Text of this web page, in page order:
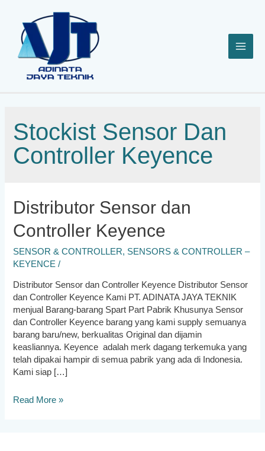
konten
Stockist Sensor Dan
Controller Keyence
Distributor Sensor dan
Controller Keyence
SENSOR & CONTROLLER, SENSORS & CONTROLLER –
KEYENCE /
Distributor Sensor dan Controller Keyence Distributor Sensor
dan Controller Keyence Kami PT. ADINATA JAYA TEKNIK
menjual Barang-barang Spart Part Pabrik Khusunya Sensor
dan Controller Keyence barang yang kami supply semuanya
barang baru/new, berkualitas Original dan dijamin
keasliannya. Keyence adalah merk dagang terkemuka yang
telah dipakai hampir di semua pabrik yang ada di Indonesia.
Kami siap […]
Distributor
Read More »